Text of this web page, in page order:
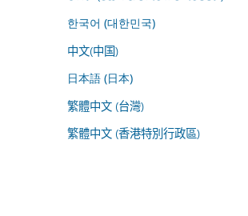
한국어 (대한민국)
中文(中国)
日本語 (日本)
繁體中文 (台灣)
繁體中文 (香港特別行政區)